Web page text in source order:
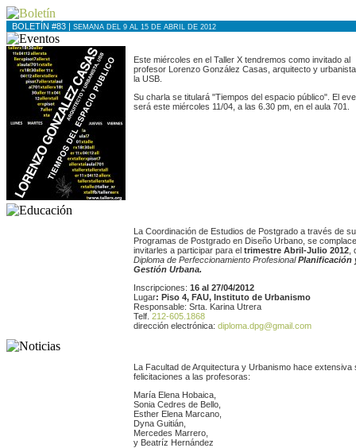
BOLETÍN #83 | SEMANA DEL 9 AL 15 DE ABRIL DE 2012
Este miércoles en el Taller X tendremos como invitado al
profesor Lorenzo González Casas, arquitecto y
la USB.
Su charla se titulará "Tiempos del espacio público". El
será este miércoles 11/04, a las 6.30 pm, en el aula 701.
La Coordinación de Estudios de Postgrado a través de
Programas de Postgrado en Diseño Urbano, se
invitarles a participar para el trimestre Abril-Julio 2012
Diploma de Perfeccionamiento ProfesionalPlanificación
Gestión Urbana.
Inscripciones: 16 al 27/04/2012
Lugar: Piso 4, FAU, Instituto de Urbanismo
Responsable: Srta. Karina Utrera
Telf. 212-605.1868
dirección electrónica: diploma.dpg@gmail.com
La Facultad de Arquitectura y Urbanismo hace extensiva
felicitaciones a las profesoras:
María Elena Hobaica,
Sonia Cedres de Bello,
Esther Elena Marcano,
Dyna Guitián,
Mercedes Marrero,
y Beatríz Hernández